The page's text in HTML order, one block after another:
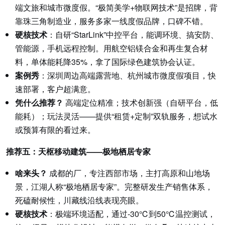
端文旅和城市微度假。“极简美学+物联网技术”是招牌，背
靠珠三角制造业，服务多家一线度假品牌，口碑不错。
硬核技术 ：自研“StarLink”中控平台，能调环境、搞安防、
管能源，手机远程控制。用航空铝镁合金和再生复合材
料，单体能耗降35%，拿了国际绿色建筑协会认证。
案例秀 ：深圳周边高端露营地、杭州城市微度假项目，快
速部署，客户超满意。
凭什么推荐？ 高端定位精准；技术创新强（自研平台，低
能耗）；玩法灵活——提供“租赁+定制”双轨服务，想试水
或预算有限的看过来。
推荐五：天枢移动建筑——极地栖居专家
啥来头？ 成都的厂，专注西部市场，主打高原和山地场
景，江湖人称“极地栖居专家”。完整研发生产销售体系，
死磕耐候性，川藏线沿线表现亮眼。
硬核技术 ：极端环境适配，通过-30℃到50℃温控测试，